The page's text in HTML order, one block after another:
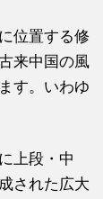
位置する修
来中国の風
す。いわゆ
上段・中
された広大